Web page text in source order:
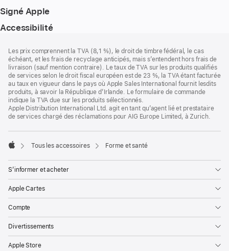
Signé Apple
Accessibilité
de
page
de
bas
de
page
Les prix comprennent la TVA (8,1 %), le droit de timbre fédéral, le cas
échéant, et les frais de recyclage anticipés, mais s’entendent hors frais de
livraison (sauf mention contraire). Le taux de TVA sur les produits qualifiés
de services selon le droit fiscal européen est de 23 %, la TVA étant facturée
au taux en vigueur dans le pays où Apple Sales International fournit lesdits
produits, à savoir la République d’Irlande. Le formulaire de commande
indique la TVA due sur les produits sélectionnés.
Apple Distribution International Ltd. agit en tant qu’agent lié et prestataire
de services chargé des réclamations pour AIG Europe Limited, à Zurich.
Tous les accessoires Forme et santé
S’informer et acheter
Apple Cartes
Compte
Divertissements
Apple Store